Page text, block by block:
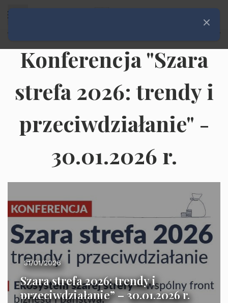
Konferencja "Szara
strefa 2026: trendy i
przeciwdziałanie" -
30.01.2026 r.
31/01/2026
Szara strefa 2026: trendy i
przeciwdziałanie” – 30.01.2026 r.
Zamknij